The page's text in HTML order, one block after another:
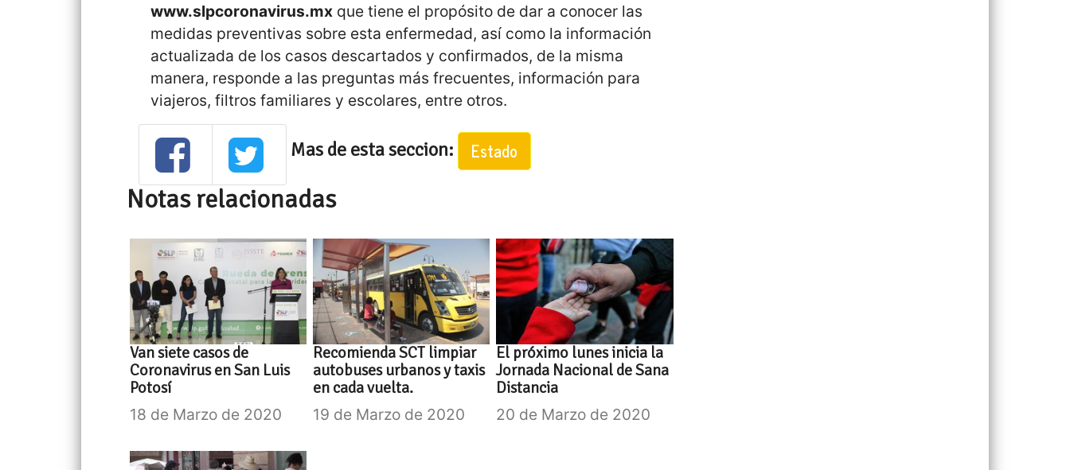
www.slpcoronavirus.mx que tiene el propósito de dar a conocer las
medidas preventivas sobre esta enfermedad, así como la información
actualizada de los casos descartados y confirmados, de la misma
manera, responde a las preguntas más frecuentes, información para
viajeros, filtros familiares y escolares, entre otros.
Mas de esta seccion: Estado
Notas relacionadas
Van siete casos de
Coronavirus en San Luis
Potosí
18 de Marzo de 2020
Recomienda SCT limpiar
autobuses urbanos y taxis
en cada vuelta.
19 de Marzo de 2020
El próximo lunes inicia la
Jornada Nacional de Sana
Distancia
20 de Marzo de 2020